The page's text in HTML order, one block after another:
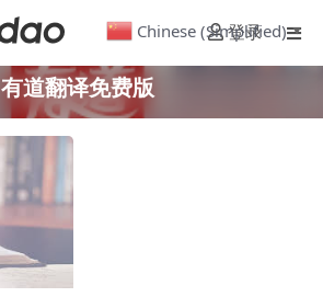
登录
有道翻译免费版
Chinese (Simplified) ▼